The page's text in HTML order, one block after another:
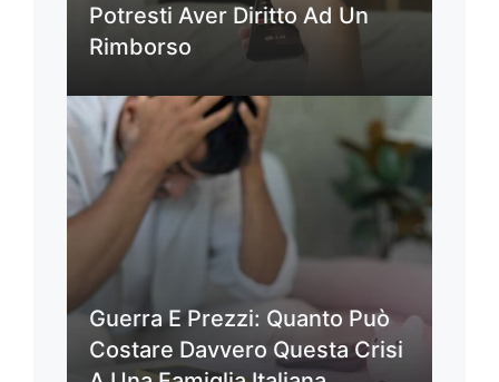
Potresti Aver Diritto Ad Un
Rimborso
Guerra E Prezzi: Quanto Può
Costare Davvero Questa Crisi